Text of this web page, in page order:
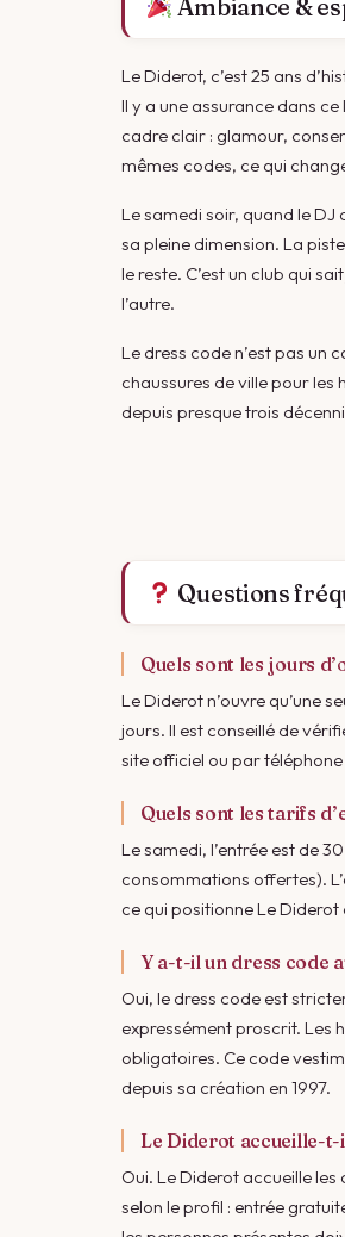
Ambiance &
Le Diderot, c’est 25 ans
Il y a une assurance dans
cadre clair : glamour,
mêmes codes, ce qui
Le samedi soir, quand le DJ
sa pleine dimension. La
le reste. C’est un club qui
l’autre.
Le dress code n’est pas un
chaussures de ville pour les
depuis presque trois
Questions
Quels sont les jours
Le Diderot n’ouvre qu’une
jours. Il est conseillé de
site officiel ou par
Quels sont les tarifs
Le samedi, l’entrée est de
consommations offertes).
ce qui positionne Le
Y a-t-il un dress code
Oui, le dress code est
expressément proscrit. Les
obligatoires. Ce code
depuis sa création en 1997.
Le Diderot accueille-t-
Oui. Le Diderot accueille les
selon le profil : entrée